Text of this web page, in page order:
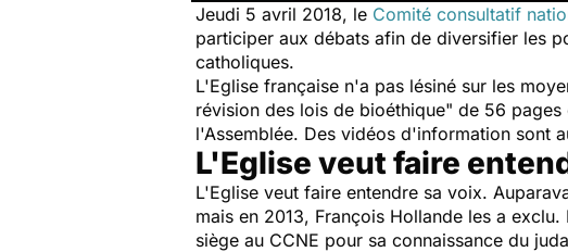
Jeudi 5 avril 2018, le Comité consultatif
participer aux débats afin de diversifier les
catholiques.
L'Eglise française n'a pas lésiné sur les
révision des lois de bioéthique" de 56
l'Assemblée. Des vidéos d'information sont
L'Eglise veut faire
L'Eglise veut faire entendre sa voix.
mais en 2013, François Hollande les a
siège au CCNE pour sa connaissance du